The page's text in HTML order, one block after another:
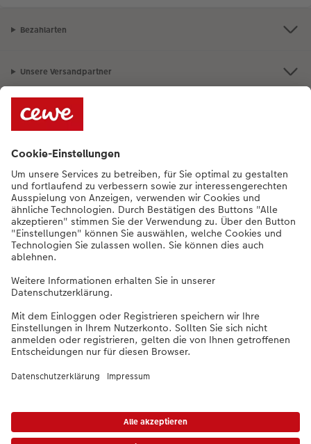
Bezahlarten
Unsere Versandpartner
Qualität & Sicherheit
Nachhaltigkeit bei CEWE
Service
Unternehmen
Sortiment
Weitere Produkte
Bei Fragen zu Produkten oder der Bestellung können Sie uns gern anrufen: